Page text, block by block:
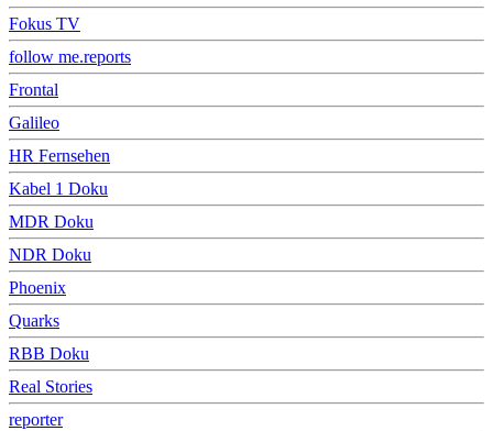
Fokus TV
follow me.reports
Frontal
Galileo
HR Fernsehen
Kabel 1 Doku
MDR Doku
NDR Doku
Phoenix
Quarks
RBB Doku
Real Stories
reporter